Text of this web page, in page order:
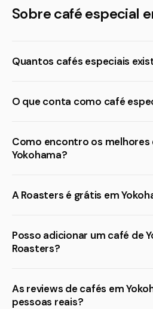
Sobre café especial
Quantos cafés especiais
O que conta como café
Como encontro os melhores
Yokohama?
A Roasters é grátis em
Posso adicionar um café de
Roasters?
As reviews de cafés em
pessoas reais?